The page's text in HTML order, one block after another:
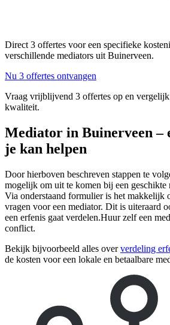
Direct 3 offertes voor een specifieke
verschillende mediators uit Buinerveen.
Nu 3 offertes ontvangen
Vraag vrijblijvend 3 offertes op en
kwaliteit.
Mediator in Buinerveen –
je kan helpen
Door hierboven beschreven stappen te
mogelijk om uit te komen bij een geschikte
Via onderstaand formulier is het makkelijk
vragen voor een mediator. Dit is uiteraard
een erfenis gaat verdelen.Huur zelf een
conflict.
Bekijk bijvoorbeeld alles oververdeling
de kosten voor een lokale en betaalbare